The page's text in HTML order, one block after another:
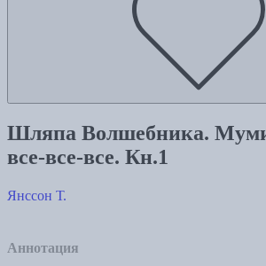
Шляпа Волшебника.
все-все-все. Кн.1
Янссон Т.
Аннотация